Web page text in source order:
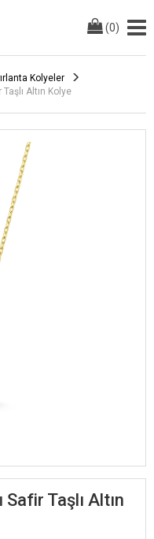
(0)
Kolyeler
Altın Kolye
Safir Taşlı Altın